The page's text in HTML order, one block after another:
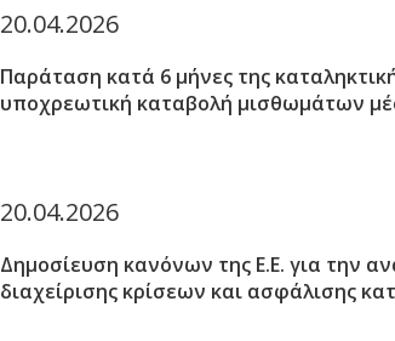
20.04.2026
Παράταση κατά 6 μήνες της
υποχρεωτική καταβολή μισθωμάτων
20.04.2026
Δημοσίευση κανόνων της Ε.Ε. για την
διαχείρισης κρίσεων και ασφάλισης